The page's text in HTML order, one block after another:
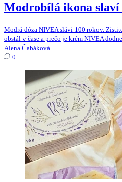
Modrobílá ikona slaví
Modrá dóza NIVEA slávi 100 rokov.
obstál v čase a prečo je krém NIVEA
Alena Čabáková
0